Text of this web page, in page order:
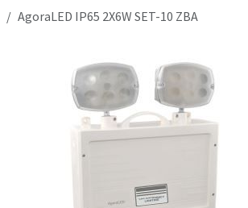
AgoraLED IP65 2X6W SET-10 ZBA